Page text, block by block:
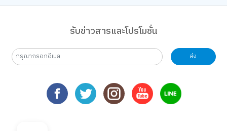
รับข่าวสารและโปรโมชั่น
ส่ง